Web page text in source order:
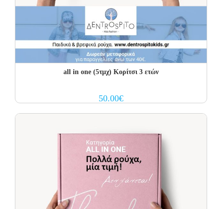
all in one (5τμχ) Κορίτσι 3 ετών
50.00€